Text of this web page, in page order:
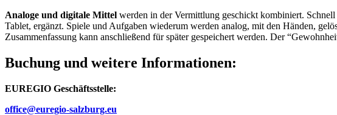
Analoge und digitale Mittel werden in der Vermittlung geschickt kombiniert.
Tablet, ergänzt. Spiele und Aufgaben wiederum werden analog, mit den Händen,
Zusammenfassung kann anschließend für später gespeichert werden. Der
Buchung und weitere Informationen:
EUREGIO Geschäftsstelle:
office@euregio-salzburg.eu